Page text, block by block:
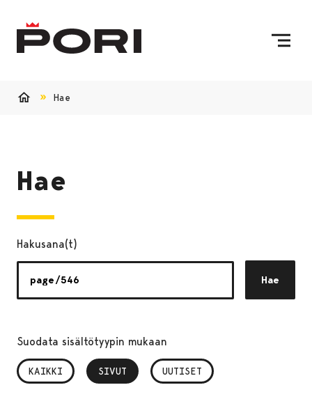
Hae
Hae
Hakusana(t)
Hae
Suodata sisältötyypin mukaan
KAIKKI SIVUT
, VALITTU UUTISET